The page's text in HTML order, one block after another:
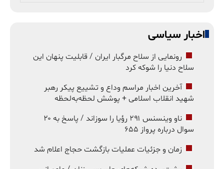
اخبار سیاسی
رونمایی از سلاح مرگبار ایران / قابلیت پنهان این
سلاح دنیا را شوکه کرد
آخرین اخبار مراسم وداع و تشییع پیکر رهبر
شهید انقلاب اسلامی + پوشش لحظه‌به‌لحظه
ناو وینسنس ۲۹۱ رؤیا را سوزاند / پاسخ به ۲۰
سوال درباره پرواز ۶۵۵
زمان و جزئیات عملیات بازگشت حجاج اعلام شد